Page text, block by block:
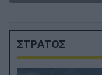
ΣΤΡΑΤΟΣ